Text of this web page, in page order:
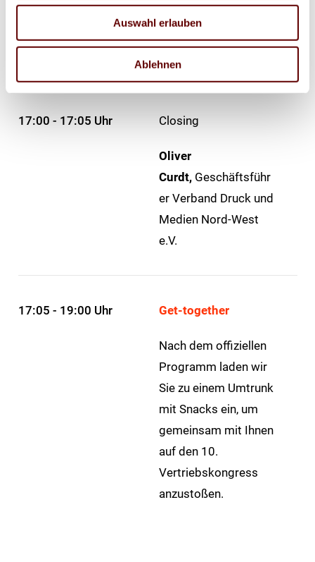
Auswahl erlauben
Ablehnen
Executive-Coach und
Organisationspsycho
login
17:00 - 17:05 Uhr Closing
Oliver
Curdt, Geschäftsführ
er Verband Druck und
Medien Nord-West
e.V.
17:05 - 19:00 Uhr Get-together
Nach dem offiziellen
Programm laden wir
Sie zu einem Umtrunk
mit Snacks ein, um
gemeinsam mit Ihnen
auf den 10.
Vertriebskongress
anzustoßen.